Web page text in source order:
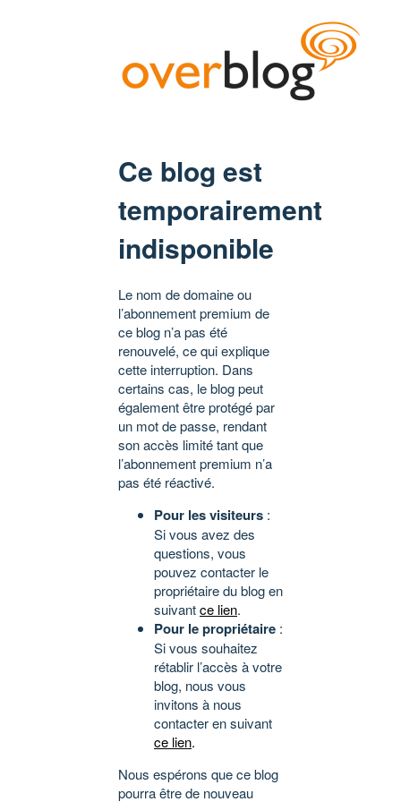
Ce blog est
temporairement
indisponible
Le nom de domaine ou
l’abonnement premium de
ce blog n’a pas été
renouvelé, ce qui explique
cette interruption. Dans
certains cas, le blog peut
également être protégé par
un mot de passe, rendant
son accès limité tant que
l’abonnement premium n’a
pas été réactivé.
Pour les visiteurs :
Si vous avez des
questions, vous
pouvez contacter le
propriétaire du blog en
suivantce lien.
Pour le propriétaire :
Si vous souhaitez
rétablir l’accès à votre
blog, nous vous
invitons à nous
contacter en suivant
ce lien.
Nous espérons que ce blog
pourra être de nouveau